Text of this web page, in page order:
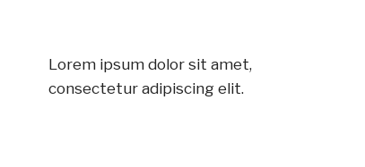
Lorem ipsum dolor sit amet,
consectetur adipiscing elit.